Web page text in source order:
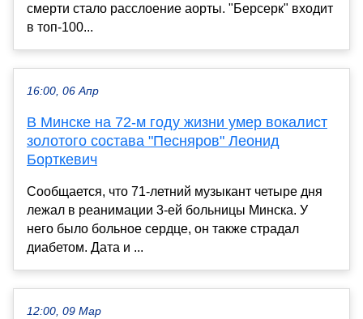
смерти стало расслоение аорты. "Берсерк" входит
в топ-100...
16:00, 06 Апр
В Минске на 72-м году жизни умер вокалист
золотого состава "Песняров" Леонид
Борткевич
Сообщается, что 71-летний музыкант четыре дня
лежал в реанимации 3-ей больницы Минска. У
него было больное сердце, он также страдал
диабетом. Дата и ...
12:00, 09 Мар